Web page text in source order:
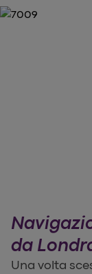
da
Una volta